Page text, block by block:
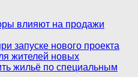
влияют на продажи
запуске нового проекта
жителей новых
жильё по специальным